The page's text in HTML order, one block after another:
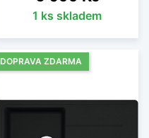
1 ks skladem
DOPRAVA ZDARMA